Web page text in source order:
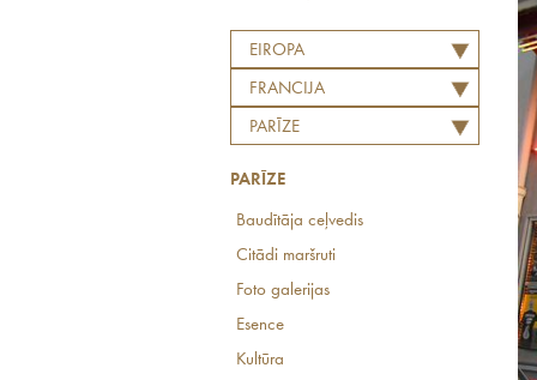
EIROPA
FRANCIJA
PARĪZE
PARĪZE
Baudītāja ceļvedis
Citādi maršruti
Foto galerijas
Esence
Kultūra